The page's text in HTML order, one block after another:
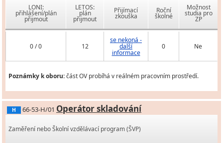
LONI:
přihlášení/plán
přijmout
LETOS:
plán
přijmout
Přijímací
zkouška
Roční
školné
Možnost
studia pro
ZP
0 / 0 12
se nekoná -
další
informace
0 Ne
Poznámky k oboru:část OV probíhá v reálném pracovním prostředí.
H 66-53-H/01 Operátor skladování
Zaměření nebo Školní vzdělávací program (ŠVP)